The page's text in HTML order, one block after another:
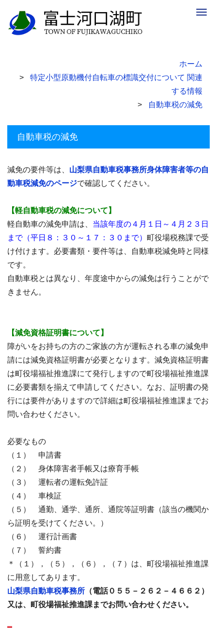
ホーム
特定小型原動機付自転車の標識交付について 関連
する情報
自動車税の減免
自動車税の減免
減免の要件等は、 山梨県自動車税事務所身体障害者等の自
動車税減免のページで確認してください。
【軽自動車税の減免について】
軽自動車の減免申請は、 当該年度の４月１日～４月２３日
まで（平日８：３０～１７：３０まで） 町役場税務課で受
け付けます。必要書類・要件等は、自動車税減免時と同様
です。
自動車税とは異なり、年度途中からの減免は行うことがで
きません。
【減免資格証明書について】
障がいをお持ちの方のご家族の方が運転される車の減免申
請には減免資格証明書が必要となります。減免資格証明書
は町役場福祉推進課にて発行しますので町役場福祉推進課
に必要書類を揃えて申請してください。なお、証明書の発
行には要件がありますので詳細は町役場福祉推進課までお
問い合わせください。
必要なもの
（１） 申請書
（２） 身体障害者手帳又は療育手帳
（３） 運転者の運転免許証
（４） 車検証
（５） 通勤、通学、通所、通院等証明書（該当の機関か
ら証明を受けてください。）
（６） 運行計画書
（７） 誓約書
＊（１），（５），（６），（７）は、町役場福祉推進課
に用意してあります。
山梨県自動車税事務所 （電話０５５－２６２－４６６２）
又は、町役場福祉推進課までお問い合わせください。